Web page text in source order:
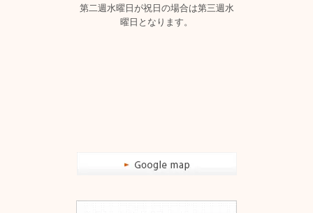
第二週水曜日が祝日の場合は第三週水
曜日となります。